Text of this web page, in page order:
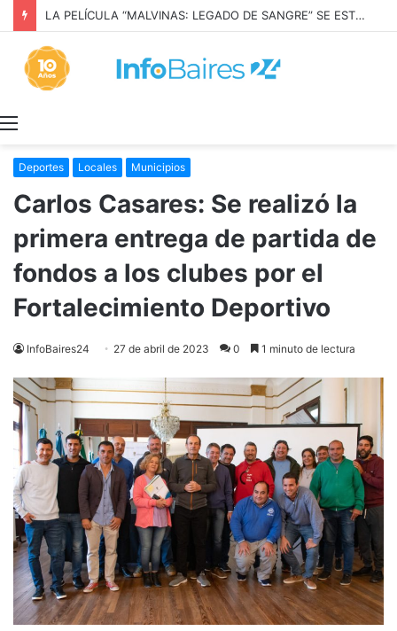
LA PELÍCULA “MALVINAS: LEGADO DE SANGRE” SE ESTRENARÁ EN PRIME VIDEO
Deportes Locales Municipios
Carlos Casares: Se realizó la
primera entrega de partida de
fondos a los clubes por el
Fortalecimiento Deportivo
InfoBaires24 27 de abril de 2023 0 1 minuto de lectura